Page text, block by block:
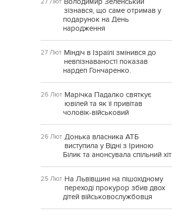
зізнався, що саме отримав у
подарунок на День
народження
27 Лют Міндіч в Ізраїлі змінився до
невпізнаваності показав
нардеп Гончаренко.
26 Лют Марічка Падалко святкує
ювілей та як її привітав
чоловік-військовий
26 Лют Донька власника АТБ
виступила у Відні з Іриною
Білик та анонсувала спільний хіт
25 Лют На Львівщині на пішохідному
переході прокурор збив двох
дітей військовослужбовця